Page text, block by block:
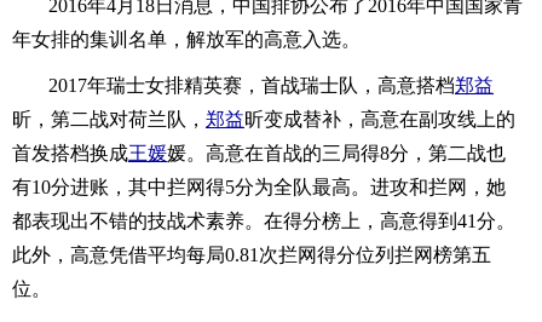
2016年4月18日消息，中国排协公布了2016年中国国家青
年女排的集训名单，解放军的高意入选。
2017年瑞士女排精英赛，首战瑞士队，高意搭档郑益
昕，第二战对荷兰队， 郑益昕变成替补，高意在副攻线上的
首发搭档换成王媛媛。高意在首战的三局得8分，第二战也
有10分进账，其中拦网得5分为全队最高。进攻和拦网，她
都表现出不错的技战术素养。在得分榜上，高意得到41分。
此外，高意凭借平均每局0.81次拦网得分位列拦网榜第五
位。